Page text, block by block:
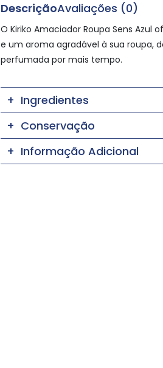
DescriçãoAvaliações (0)
O Kiriko Amaciador Roupa Sens Azul
e um aroma agradável à sua roupa,
perfumada por mais tempo.
Ingredientes
Conservação
Informação Adicional